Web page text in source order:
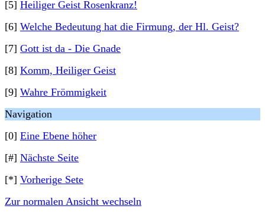
[5] Heiliger Geist Rosenkranz!
[6] Welche Bedeutung hat die Firmung, der Hl. Geist?
[7] Gott ist da - Die Gnade
[8] Komm, Heiliger Geist
[9] Wahre Frömmigkeit
Navigation
[0] Eine Ebene höher
[#] Nächste Seite
[*] Vorherige Sete
Zur normalen Ansicht wechseln